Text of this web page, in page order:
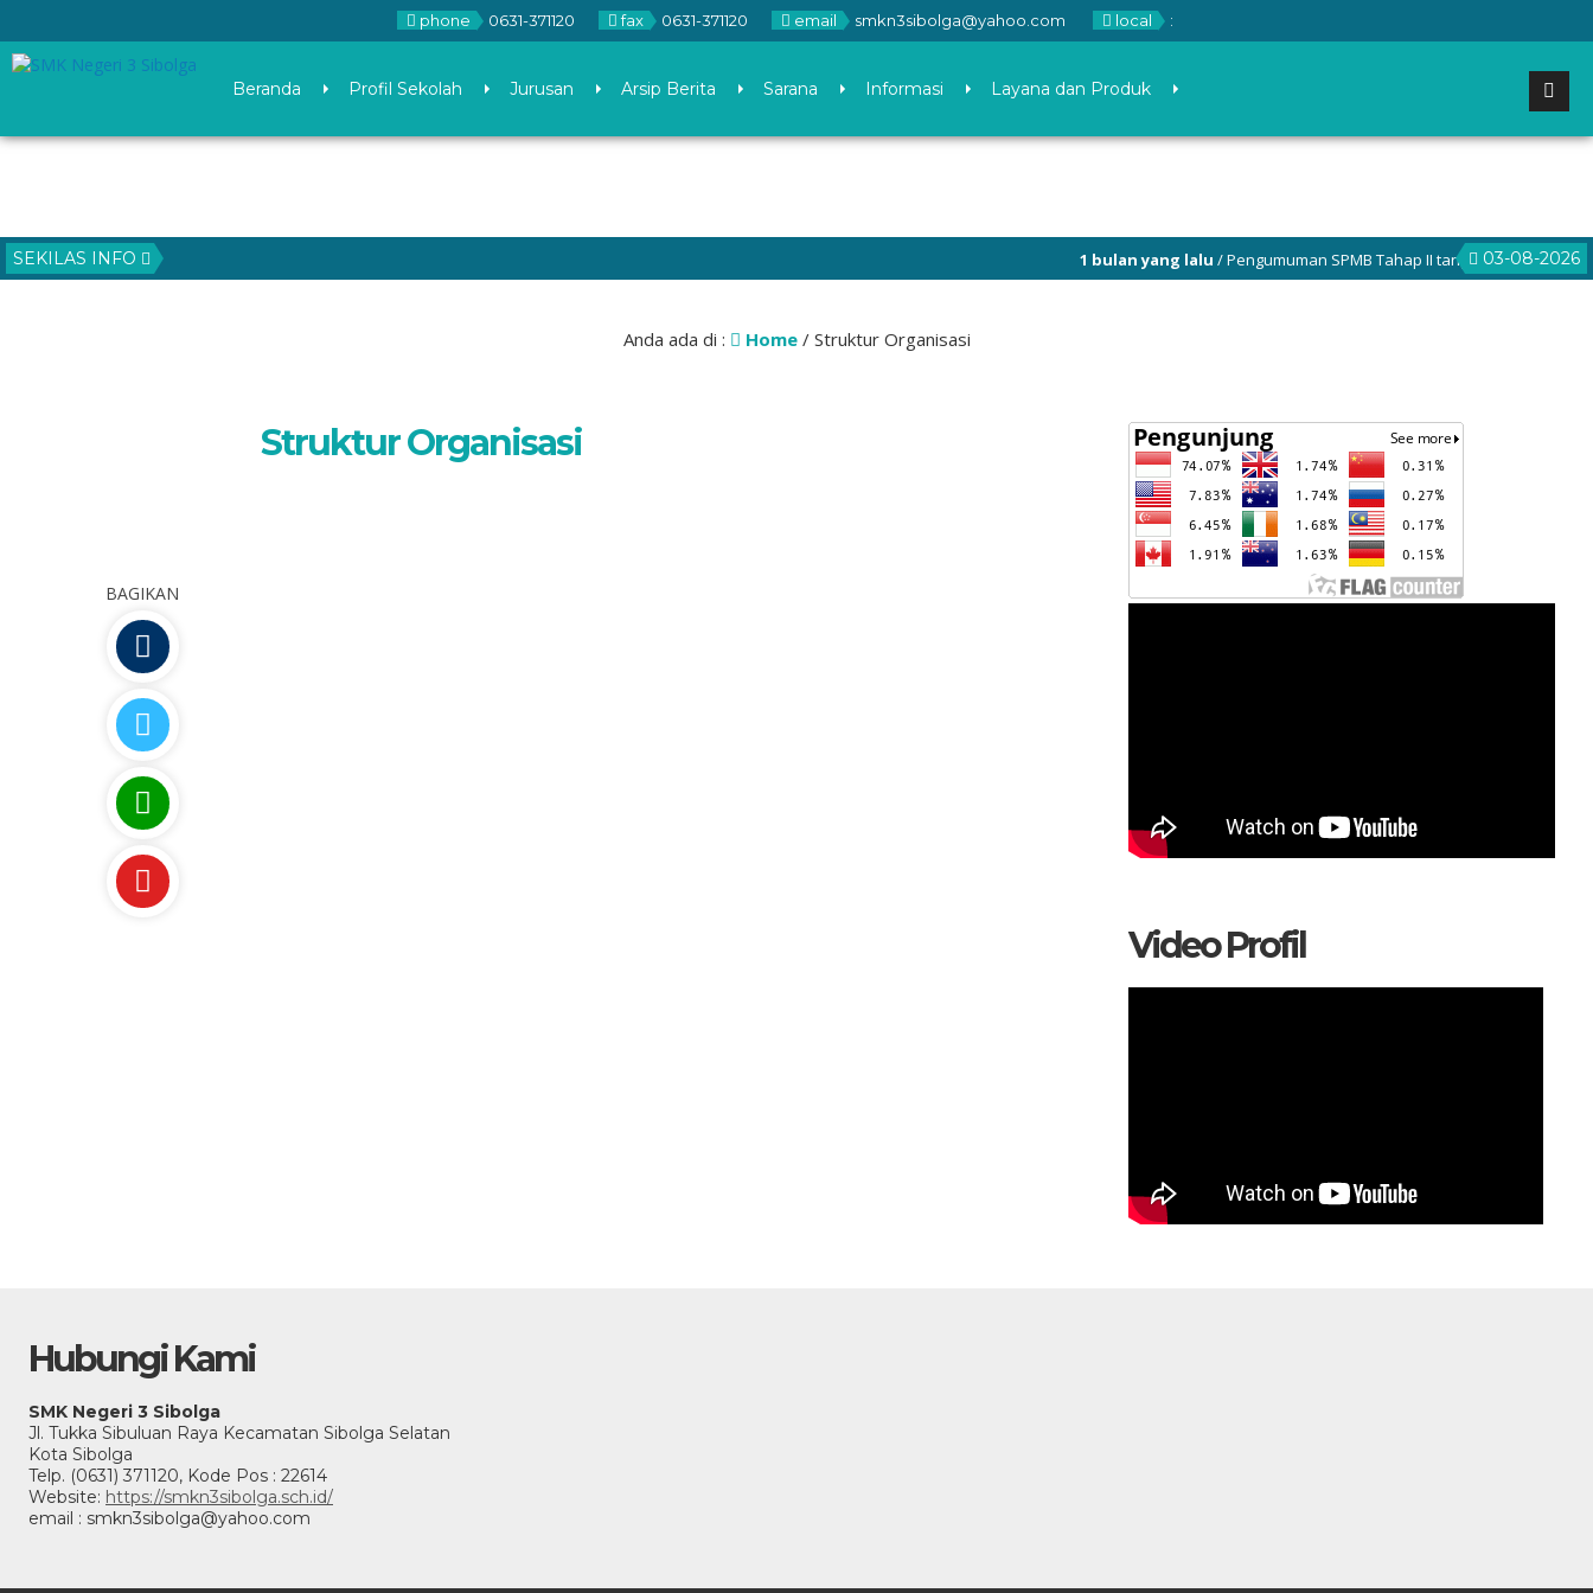
phone 0631-371120 fax 0631-371120 email smkn3sibolga@yahoo.com local :
Beranda Profil Sekolah Jurusan Arsip Berita Sarana Informasi Layana dan Produk
SEKILAS INFO 03-08-2026
1 bulan yang lalu / Pengumuman SPMB Tahap II tanggal 26 Juni 2026
Anda ada di : Home/ Struktur Organisasi
Struktur Organisasi
BAGIKAN
Video Profil
Hubungi Kami
SMK Negeri 3 Sibolga
Jl. Tukka Sibuluan Raya Kecamatan Sibolga Selatan
Kota Sibolga
Telp. (0631) 371120, Kode Pos : 22614
Website: https://smkn3sibolga.sch.id/
email : smkn3sibolga@yahoo.com